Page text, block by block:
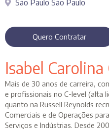
São Paulo São Paulo
Quero Contratar
Isabel
Mais de 30 anos de carreira,
e profissionais no C-level (alta
quanto na Russell Reynolds
Comerciais e de Operações
Serviços e Indústrias. Desde